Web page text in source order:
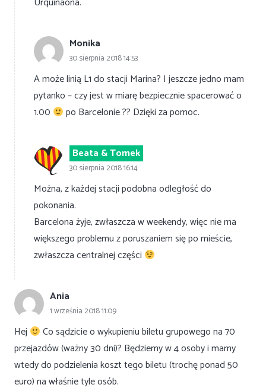
Monika
30 sierpnia 2018 14:53
A może linią L1 do stacji Marina? I jeszcze jedno mam
pytanko – czy jest w miarę bezpiecznie spacerować o
1.00
po Barcelonie ?? Dzięki za pomoc.
Beata & Tomek
30 sierpnia 2018 16:14
Można, z każdej stacji podobna odległość do
pokonania.
Barcelona żyje, zwłaszcza w weekendy, więc nie ma
większego problemu z poruszaniem się po mieście,
zwłaszcza centralnej części
Ania
1 września 2018 11:09
Hej
Co sądzicie o wykupieniu biletu grupowego na 70
przejazdów (ważny 30 dni)? Będziemy w 4 osoby i mamy
wtedy do podzielenia koszt tego biletu (trochę ponad 50
euro) na właśnie tyle osób.